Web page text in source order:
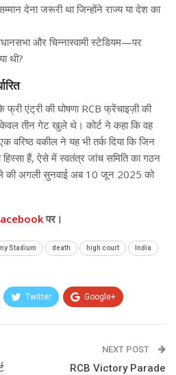
देना जरूरी था जिन्होंने राज्य या देश का
और चिन्नास्वामी स्टेडियम—पर
थी?
फ्री एंट्री की घोषणा RCB फ्रेंचाइज़ी की
तीन गेट खुले थे। कोर्ट ने कहा कि वह
वरिष्ठ वकील ने यह भी तर्क दिया कि जिन
हिस्सा हैं, ऐसे में स्वतंत्र जांच समिति का गठन
की अगली सुनवाई अब 10 जून 2025 को
पर।
Stadium death high court India
Twitter Google+
NEXT POST
RCB Victory Parade